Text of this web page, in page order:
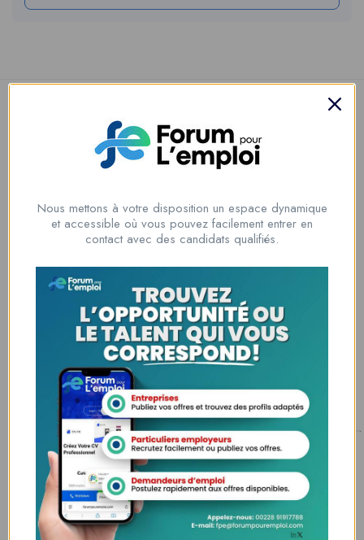
Nous contacter
00228 91917788
la solution idéale pour tous ceux qui cherchent à se connecter au
monde du travail. Que vous soyez à la recherche d’une nouvelle
opportunité professionnelle ou que vous souhaitiez recruter les meilleurs
Lome, Togo
fpe@forumpouremploi.com / 0022891917788
Espaces Candidats
Parcourir les Candidats
Tableau de Bord
Nous mettons à votre disposition un espace dynamique
et accessible où vous pouvez facilement entrer en
contact avec des candidats qualifiés.